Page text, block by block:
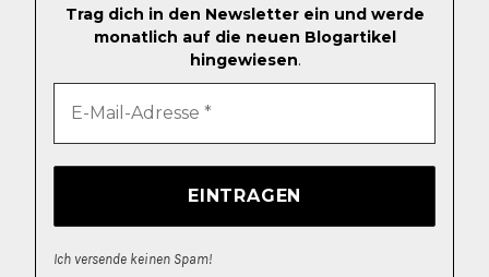
Trag dich in den Newsletter ein und werde
monatlich auf die neuen Blogartikel
hingewiesen.
Ich versende keinen Spam!